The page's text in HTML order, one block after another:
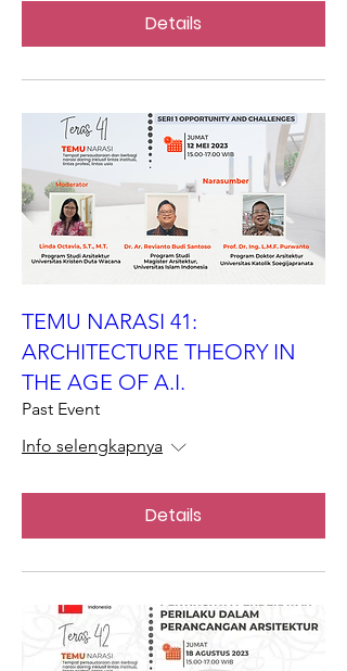
Details
TEMU NARASI 41:
ARCHITECTURE THEORY IN
THE AGE OF A.I.
Past Event
Info selengkapnya
Details